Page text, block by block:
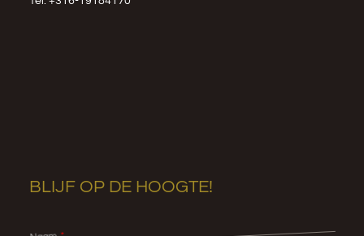
BLIJF OP DE HOOGTE!